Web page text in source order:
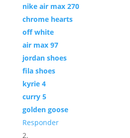
nike air max 270
chrome hearts
off white
air max 97
jordan shoes
fila shoes
kyrie 4
curry 5
golden goose
Responder